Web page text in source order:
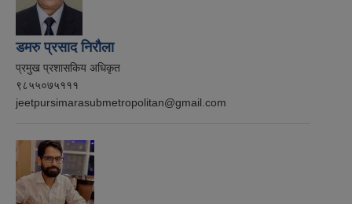
डमरु प्रसाद निरौला
प्रमुख प्रशासकिय अधिकृत
९८५५०७५१११
jeetpursimarasubmetropolitan@gmail.com